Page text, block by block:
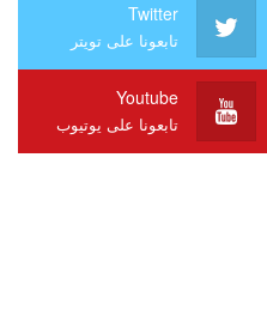
Twitter
تابعونا على تويتر
Youtube
تابعونا على يوتيوب